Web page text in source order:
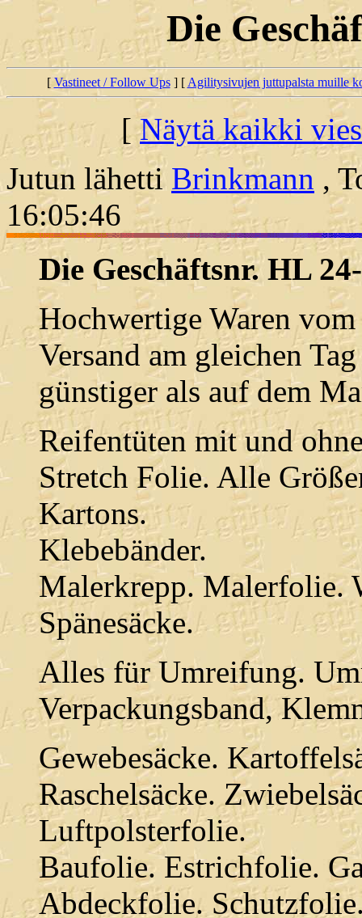
Die
[Vastineet / Follow Ups] [Agilitysivujen juttupalsta muille
[Näytä kaikki
Jutun lähetti Brinkmann ,
16:05:46
Die Geschäftsnr. HL
Hochwertige Waren
Versand am gleichen
günstiger als auf dem
Reifentüten mit und
Stretch Folie. Alle
Kartons.
Klebebänder.
Malerkrepp. Malerfolie.
Spänesäcke.
Alles für Umreifung.
Verpackungsband,
Gewebesäcke.
Raschelsäcke.
Luftpolsterfolie.
Baufolie. Estrichfolie.
Abdeckfolie.